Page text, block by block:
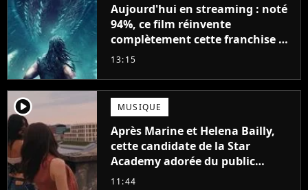
Aujourd'hui en streaming : noté
94%, ce film réinvente
complètement cette franchise de
science-fiction vieille de 40 ans
13:15
player2 MUSIQUE
Après Marine et Helena Bailly,
cette candidate de la Star
Academy adorée du public
annonce son premier album,
11:44